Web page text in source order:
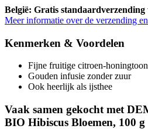
België: Gratis standaardverzending
Meer informatie over de verzending
Kenmerken & Voordelen
Fijne fruitige citroen-honingtoon
Gouden infusie zonder zuur
Ook heerlijk als ijsthee
Vaak samen gekocht met
BIO Hibiscus Bloemen, 100 g